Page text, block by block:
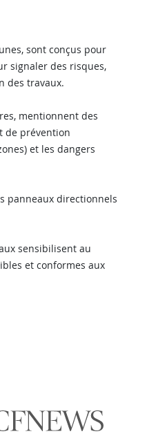
sont conçus pour
signaler des risques,
des travaux.
mentionnent des
de prévention
et les dangers
panneaux directionnels
sensibilisent au
et conformes aux
24/7